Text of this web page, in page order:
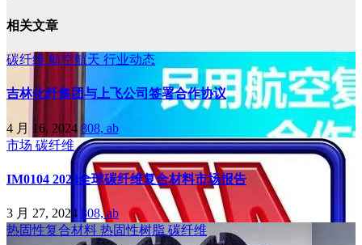
相关文章
碳纤维 航空航天 行业动态
吉林化纤集团与上飞公司签署合作协议
4 月 16, 2024 808, ab
市场 碳纤维
IM0104 2023全球碳纤维复合材料市场报告
3 月 27, 2024 808, ab
热固性复合材料 热固性树脂 碳纤维